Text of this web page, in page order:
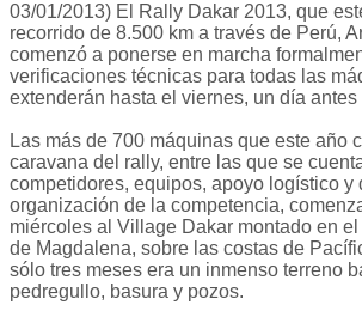
03/01/2013) El Rally Dakar 2013, que
recorrido de 8.500 km a través de Perú,
comenzó a ponerse en marcha
verificaciones técnicas para todas las
extenderán hasta el viernes, un día
Las más de 700 máquinas que este año
caravana del rally, entre las que se
competidores, equipos, apoyo logístico y
organización de la competencia,
miércoles al Village Dakar montado en
de Magdalena, sobre las costas de
sólo tres meses era un inmenso terreno
pedregullo, basura y pozos.